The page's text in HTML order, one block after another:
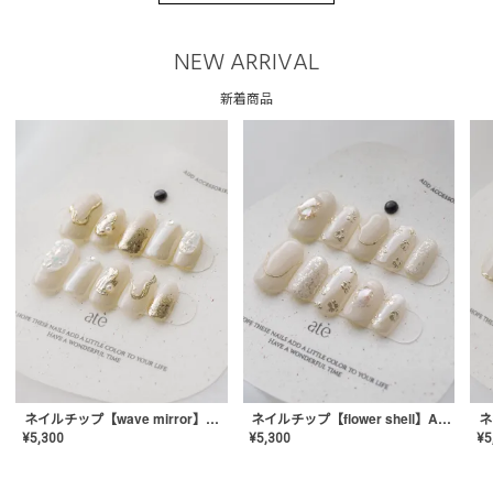
NEW ARRIVAL
新着商品
ネイルチップ【wave mirror】AE-CONA-04
¥5,300
ネイルチップ【flower shell】AE-CONA-03
¥5,300 ¥